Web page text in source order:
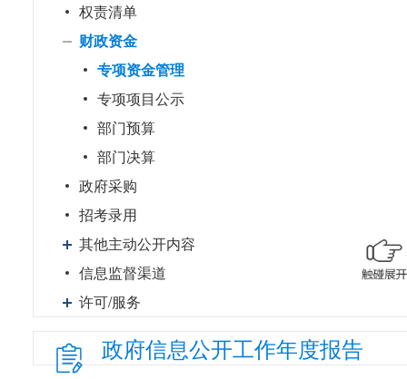
权责清单
财政资金
专项资金管理
专项项目公示
部门预算
部门决算
政府采购
招考录用
其他主动公开内容
信息监督渠道
许可/服务
政府信息公开工作年度报告